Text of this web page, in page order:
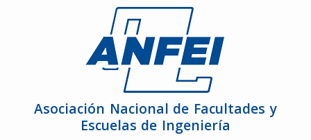
Asociación Nacional de Facultades y
Escuelas de Ingeniería